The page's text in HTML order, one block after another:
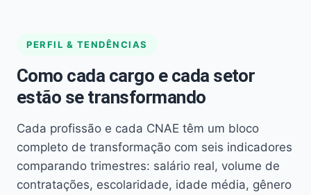
PERFIL & TENDÊNCIAS
Como cada cargo e cada setor
estão se transformando
Cada profissão e cada CNAE têm um bloco
completo de transformação com seis indicadores
comparando trimestres: salário real, volume de
contratações, escolaridade, idade média, gênero